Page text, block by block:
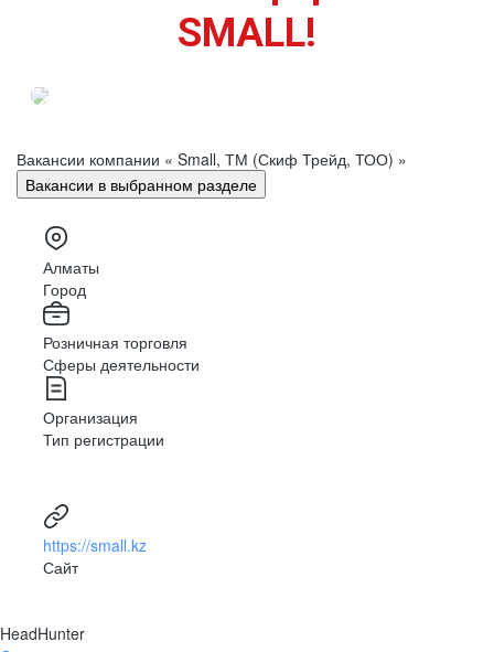
SMALL!
Вакансии компании « Small, ТМ (Скиф Трейд, ТОО) »
Вакансии в выбранном разделе
Алматы
Город
Розничная торговля
Сферы деятельности
Организация
Тип регистрации
https://small.kz
Сайт
HeadHunter